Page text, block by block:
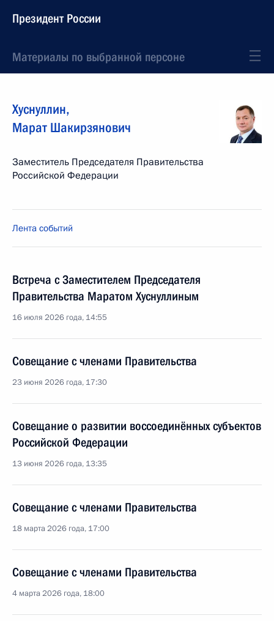
Президент России
Материалы по выбранной персоне
Хуснуллин,
Марат Шакирзянович
Заместитель Председателя Правительства
Российской Федерации
Лента событий
Встреча с Заместителем Председателя
Правительства Маратом Хуснуллиным
16 июля 2026 года, 14:55
Совещание с членами Правительства
23 июня 2026 года, 17:30
Совещание о развитии воссоединённых субъектов
Российской Федерации
13 июня 2026 года, 13:35
Совещание с членами Правительства
18 марта 2026 года, 17:00
Совещание с членами Правительства
4 марта 2026 года, 18:00